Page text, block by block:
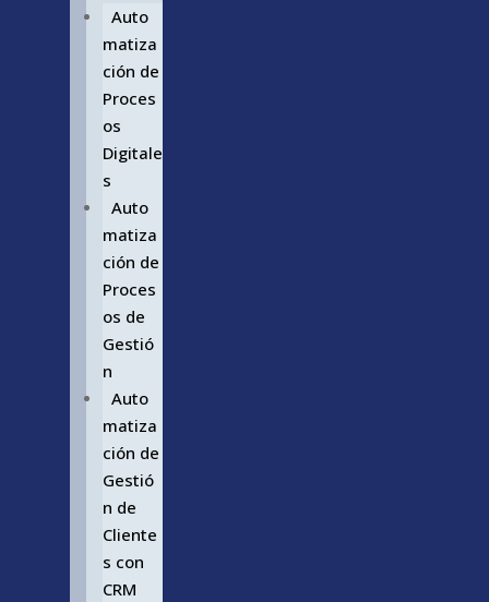
Auto
matiza
ción de
Proces
os
Digitale
s
Auto
matiza
ción de
Proces
os de
Gestió
n
Auto
matiza
ción de
Gestió
n de
Cliente
s con
CRM